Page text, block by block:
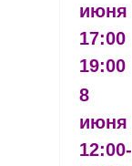
июня
17:00
19:00
8
июня
12:00-